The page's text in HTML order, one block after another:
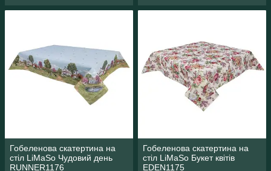
Гобеленова скатертина на
стіл LiMaSo Чудовий день
RUNNER1176
Гобеленова скатертина на
стіл LiMaSo Букет квітів
EDEN1175